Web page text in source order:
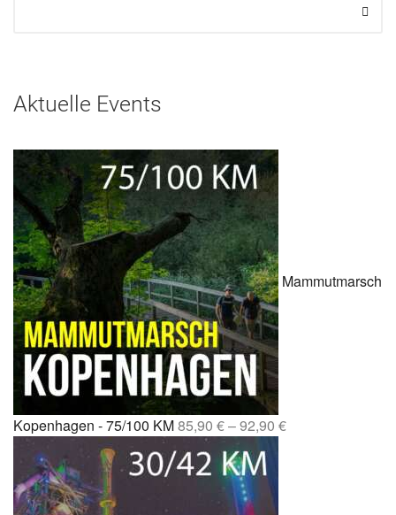
Aktuelle Events
Mammutmarsch
Kopenhagen - 75/100 KM85,90 €–92,90 €